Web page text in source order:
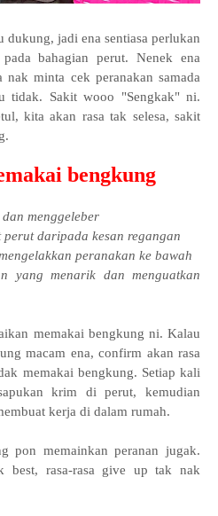
jadi ena sentiasa perlukan
bahagian perut. Nenek ena
minta cek peranakan samada
tidak. Sakit wooo "Sengkak" ni.
kita akan rasa tak selesa, sakit
bengkung
menggeleber
daripada kesan regangan
peranakan ke bawah
yang menarik dan menguatkan
memakai bengkung ni. Kalau
macam ena, confirm akan rasa
memakai bengkung. Setiap kali
krim di perut, kemudian
kerja di dalam rumah.
pon memainkan peranan jugak.
best, rasa-rasa give up tak nak